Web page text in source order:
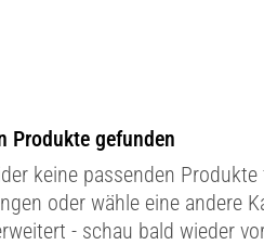
Produkte gefunden
keine passenden Produkte
oder wähle eine andere
- schau bald wieder